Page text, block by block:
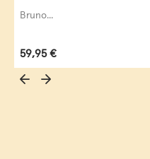
Bruno...
Regulärer Preis:
59,95 €